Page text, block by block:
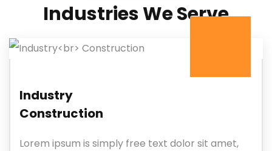
Industries We Serve
Industry
Construction
Lorem ipsum is simply free text dolor sit amet,